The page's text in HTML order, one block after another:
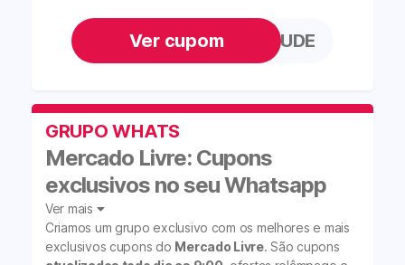
MLTEMSAUDE
GRUPO WHATS
Mercado Livre: Cupons
exclusivos no seu Whatsapp
Ver mais
Criamos um grupo exclusivo com os melhores e mais
exclusivos cupons do Mercado Livre. São cupons